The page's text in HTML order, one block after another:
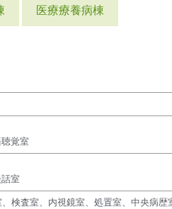
医療療養病棟
覚室
室
検査室、内視鏡室、処置室、中央病